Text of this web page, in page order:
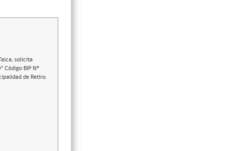
solicita
Código BIP N°
de Retiro.